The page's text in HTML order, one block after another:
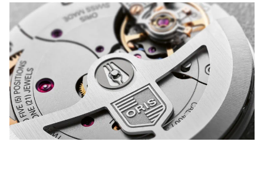
GARANTIE 2 Jahre
Werden Sie Mitglied bei MyOris und verlängern Sie Ihre Garantie
kostenlos auf 10 Jahre
MYORIS